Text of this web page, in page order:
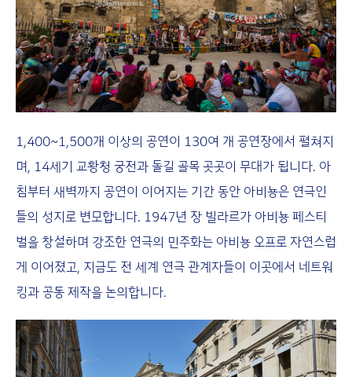
1,400~1,500개 이상의 공연이 130여 개 공연장에서 펼쳐지
며, 14세기 교황청 궁전과 돌길 골목 곳곳이 무대가 됩니다. 아
침부터 새벽까지 공연이 이어지는 기간 동안 아비뇽은 연극인
들의 성지로 변모합니다. 1947년 장 빌라르가 아비뇽 페스티
벌을 창설하며 강조한 연극의 민주화는 아비뇽 오프로 자연스럽
게 이어졌고, 지금도 전 세계 연극 관계자들이 이곳에서 네트워
킹과 공동 제작을 논의합니다.